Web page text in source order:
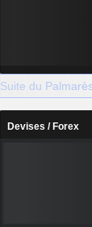
Suite du
Devises / Forex